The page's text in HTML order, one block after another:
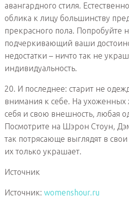
авангардного стиля.
облика к лицу большинству
прекрасного пола. Попробуйте
подчеркивающий ваши
недостатки – ничто так не
индивидуальность.
20. И последнее: старит не
внимания к себе. На
себя и свою внешность, любая
Посмотрите на Шэрон Стоун,
так потрясающе выглядят в
их только украшает.
Источник
Источник: womenshour.ru